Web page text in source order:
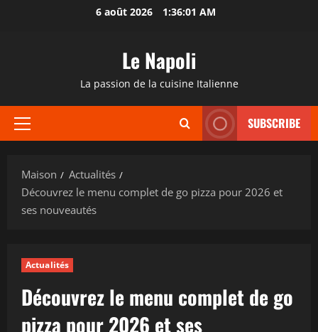
6 août 2026 1:36:02 AM
Le Napoli
La passion de la cuisine Italienne
Menu
SUBSCRIBE
Maison
Actualités
Découvrez le menu complet de go pizza pour 2026 et
ses nouveautés
Actualités
Découvrez le menu complet de go
pizza pour 2026 et ses